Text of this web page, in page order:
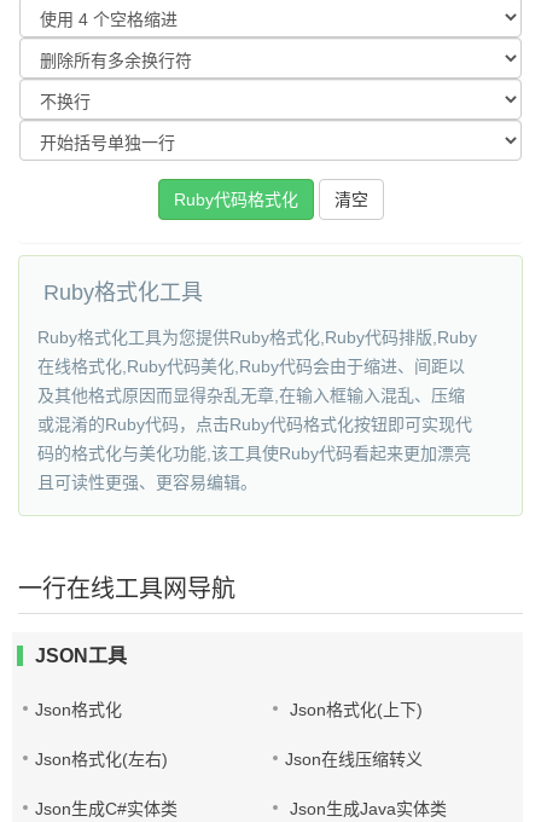
Ruby格式化工具
Ruby格式化工具为您提供Ruby格式化,Ruby代码排版,Ruby
在线格式化,Ruby代码美化,Ruby代码会由于缩进、间距以
及其他格式原因而显得杂乱无章,在输入框输入混乱、压缩
或混淆的Ruby代码，点击Ruby代码格式化按钮即可实现代
码的格式化与美化功能,该工具使Ruby代码看起来更加漂亮
且可读性更强、更容易编辑。
一行在线工具网导航
JSON工具
Json格式化 Json格式化(上下)
Json格式化(左右) Json在线压缩转义
Json生成C#实体类 Json生成Java实体类